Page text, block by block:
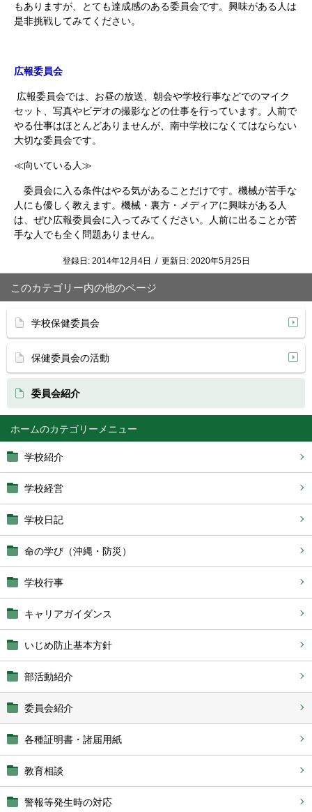
ホーム
学校紹介
学校経営
学校日記
命の学び（沖縄・防災）
学校行事
キャリアガイダンス
いじめ防止基本方針
部活動紹介
委員会紹介
各種証明書・諸届用紙
教育相談
警報等発生時の対応
もありますが、とても達成感のある委員会です。興味がある人は
是非挑戦してみてください。
広報委員会
広報委員会では、お昼の放送、朝会や学校行事などでのマイク
セット、写真やビデオの撮影などの仕事を行っています。人前で
やる仕事はほとんどありませんが、南中学校になくてはならない
大切な委員会です。
≪向いている人≫
委員会に入る条件はやる気があることだけです。機械が苦手な
人にも優しく教えます。機械・裏方・メディアに興味がある人
は、ぜひ広報委員会に入ってみてください。人前に出ることが苦
手な人でも全く問題ありません。
登録日: 2014年12月4日 / 更新日: 2020年5月25日
このカテゴリー内の他のページ
学校保健委員会
保健委員会の活動
委員会紹介